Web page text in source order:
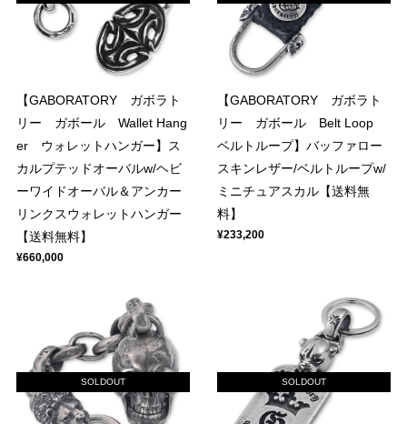
【GABORATORY ガボラト
リー ガボール Wallet Hang
er ウォレットハンガー】ス
カルプテッドオーバルw/ヘビ
ーワイドオーバル＆アンカー
リンクスウォレットハンガー
【送料無料】
¥660,000
【GABORATORY ガボラト
リー ガボール Belt Loop
ベルトループ】バッファロー
スキンレザー/ベルトループw/
ミニチュアスカル【送料無
料】
¥233,200
SOLDOUT SOLDOUT